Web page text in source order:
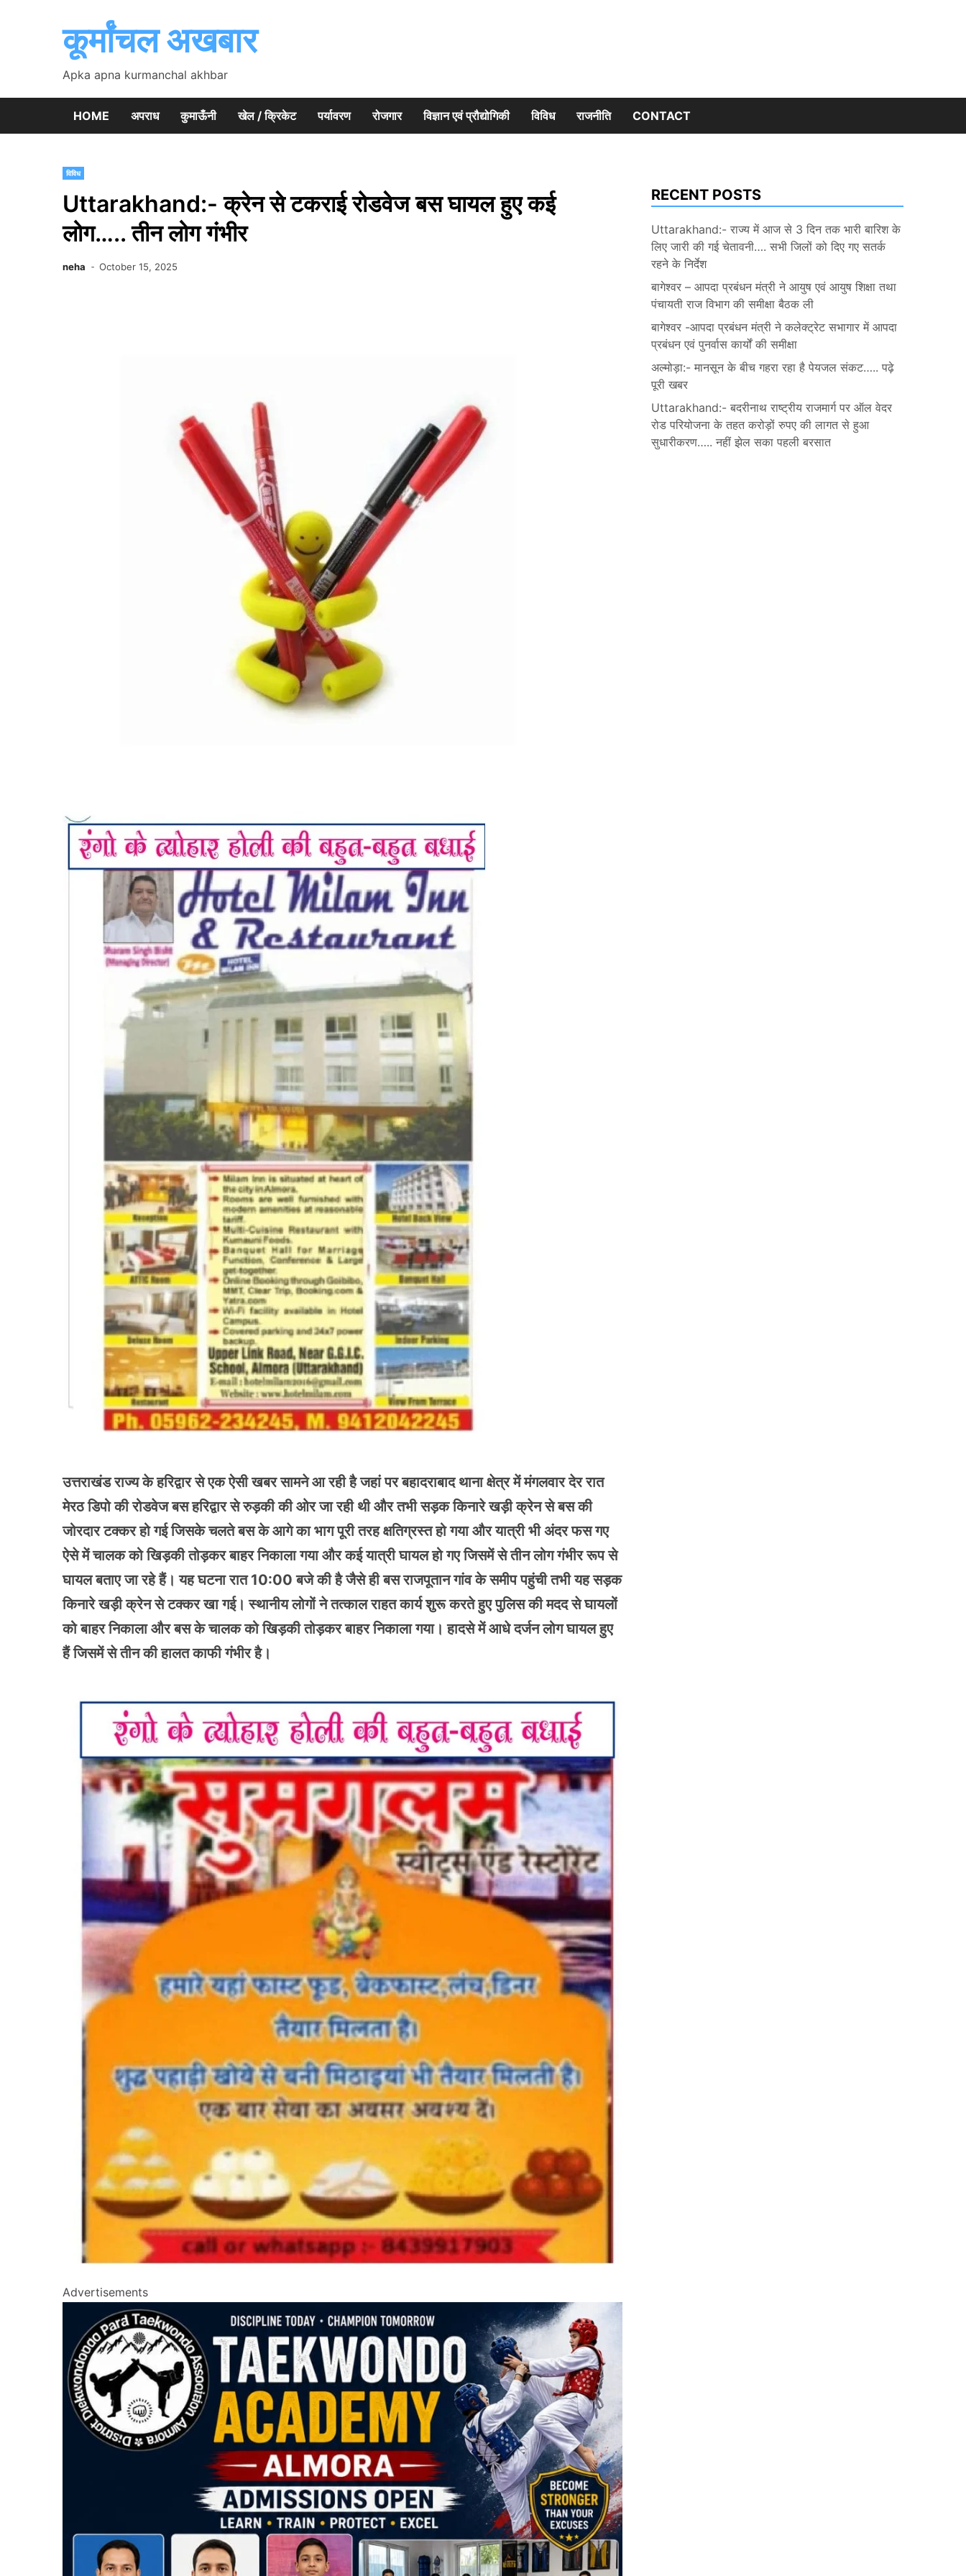
कूर्मांचल अखबार
Apka apna kurmanchal akhbar
HOME अपराध कुमाऊँनी खेल / क्रिकेट पर्यावरण रोजगार विज्ञान एवं प्रौद्योगिकी विविध राजनीति CONTACT
विविध
Uttarakhand:- क्रेन से टकराई रोडवेज बस घायल हुए कई
लोग….. तीन लोग गंभीर
neha October 15, 2025
उत्तराखंड राज्य के हरिद्वार से एक ऐसी खबर सामने आ रही है जहां पर बहादराबाद थाना क्षेत्र में मंगलवार देर रात
मेरठ डिपो की रोडवेज बस हरिद्वार से रुड़की की ओर जा रही थी और तभी सड़क किनारे खड़ी क्रेन से बस की
जोरदार टक्कर हो गई जिसके चलते बस के आगे का भाग पूरी तरह क्षतिग्रस्त हो गया और यात्री भी अंदर फस गए
ऐसे में चालक को खिड़की तोड़कर बाहर निकाला गया और कई यात्री घायल हो गए जिसमें से तीन लोग गंभीर रूप से
घायल बताए जा रहे हैं। यह घटना रात 10:00 बजे की है जैसे ही बस राजपूतान गांव के समीप पहुंची तभी यह सड़क
किनारे खड़ी क्रेन से टक्कर खा गई। स्थानीय लोगों ने तत्काल राहत कार्य शुरू करते हुए पुलिस की मदद से घायलों
को बाहर निकाला और बस के चालक को खिड़की तोड़कर बाहर निकाला गया। हादसे में आधे दर्जन लोग घायल हुए
हैं जिसमें से तीन की हालत काफी गंभीर है।
Advertisements
RECENT POSTS
Uttarakhand:- राज्य में आज से 3 दिन तक भारी बारिश के
लिए जारी की गई चेतावनी…. सभी जिलों को दिए गए सतर्क
रहने के निर्देश
बागेश्वर – आपदा प्रबंधन मंत्री ने आयुष एवं आयुष शिक्षा तथा
पंचायती राज विभाग की समीक्षा बैठक ली
बागेश्वर -आपदा प्रबंधन मंत्री ने कलेक्ट्रेट सभागार में आपदा
प्रबंधन एवं पुनर्वास कार्यों की समीक्षा
अल्मोड़ा:- मानसून के बीच गहरा रहा है पेयजल संकट….. पढ़े
पूरी खबर
Uttarakhand:- बदरीनाथ राष्ट्रीय राजमार्ग पर ऑल वेदर
रोड परियोजना के तहत करोड़ों रुपए की लागत से हुआ
सुधारीकरण….. नहीं झेल सका पहली बरसात